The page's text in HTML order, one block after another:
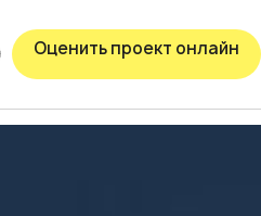
Оценить проект онлайн